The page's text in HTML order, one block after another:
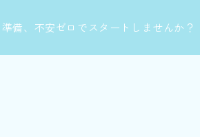
備、不安ゼロでスタートしませんか？